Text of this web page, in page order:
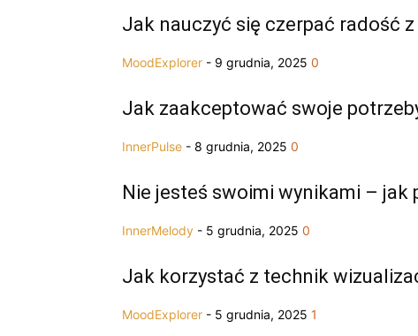
Jak nauczyć się czerpać radość z
MoodExplorer - 9 grudnia, 2025 0
Jak zaakceptować swoje
InnerPulse - 8 grudnia, 2025 0
Nie jesteś swoimi wynikami –
InnerMelody - 5 grudnia, 2025 0
Jak korzystać z technik
MoodExplorer - 5 grudnia, 2025 1